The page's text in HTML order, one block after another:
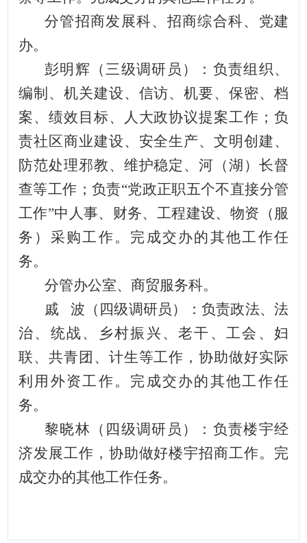
分管招商发展科、招商综合科、党建
办。
彭明辉（三级调研员）：负责组织、
编制、机关建设、信访、机要、保密、档
案、绩效目标、人大政协议提案工作；负
责社区商业建设、安全生产、文明创建、
防范处理邪教、维护稳定、河（湖）长督
查等工作；负责“党政正职五个不直接分管
工作”中人事、财务、工程建设、物资（服
务）采购工作。完成交办的其他工作任
务。
分管办公室、商贸服务科。
戚
波（四级调研员）：负责政法、法
治、统战、乡村振兴、老干、工会、妇
联、共青团、计生等工作，协助做好实际
利用外资工作。完成交办的其他工作任
务。
黎晓林（四级调研员）：负责楼宇经
济发展工作，协助做好楼宇招商工作。完
成交办的其他工作任务。